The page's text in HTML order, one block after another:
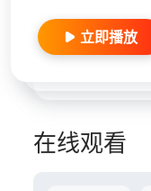
立即播放
在线观看